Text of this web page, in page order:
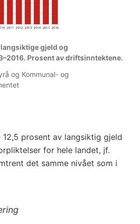
gjeld og
Prosent av driftsinntektene.
og Kommunal- og
prosent av langsiktig gjeld
for hele landet, jf.
det samme nivået som i